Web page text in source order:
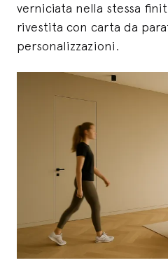
verniciata nella stessa
rivestita con carta da
personalizzazioni.